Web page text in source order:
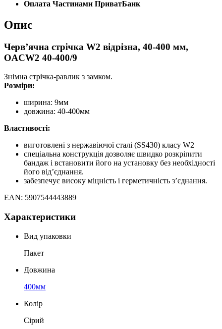
Оплата Частинами ПриватБанк
Опис
Черв’ячна стрічка W2 відрізна, 40-400 мм,
OACW2 40-400/9
Знімна стрічка-равлик з замком.
Розміри:
ширина: 9мм
довжина: 40-400мм
Властивості:
виготовлені з нержавіючої сталі (SS430) класу W2
спеціальна конструкція дозволяє швидко розкріпити
бандаж і встановити його на установку без необхідності
його від’єднання.
забезпечує високу міцність і герметичність з’єднання.
EAN: 5907544443889
Характеристики
Вид упаковки
Пакет
Довжина
400мм
Колір
Сірий